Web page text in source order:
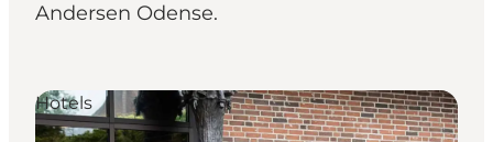
Andersen Odense.
Hotels